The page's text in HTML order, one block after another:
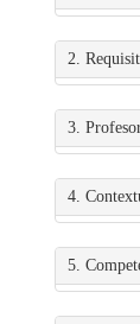
2.
3.
4.
5.